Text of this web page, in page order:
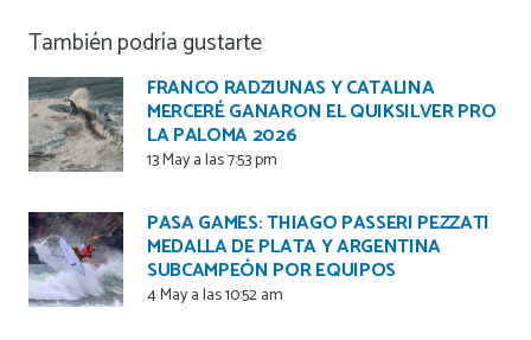
También podría gustarte
FRANCO RADZIUNAS Y CATALINA
MERCERÉ GANARON EL QUIKSILVER PRO
LA PALOMA 2026
13 May a las 7:53 pm
PASA GAMES: THIAGO PASSERI PEZZATI
MEDALLA DE PLATA Y ARGENTINA
SUBCAMPEÓN POR EQUIPOS
4 May a las 10:52 am